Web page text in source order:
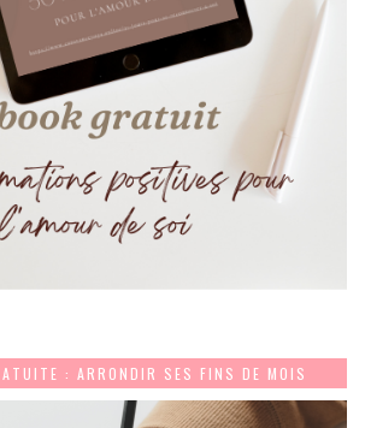
: ARRONDIR SES FINS DE MOIS